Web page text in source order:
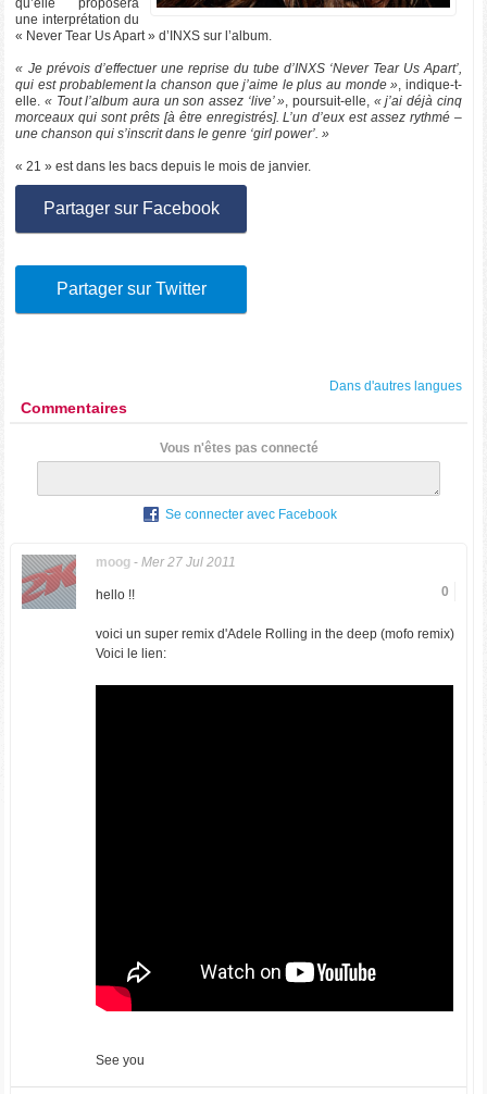
qu’elle proposera
une interprétation du
« Never Tear Us Apart » d’INXS sur l’album.
« Je prévois d’effectuer une reprise du tube d’INXS ‘Never Tear Us Apart’,
qui est probablement la chanson que j’aime le plus au monde », indique-t-
elle.« Tout l’album aura un son assez ‘live’ », poursuit-elle, « j’ai déjà cinq
morceaux qui sont prêts [à être enregistrés]. L’un d’eux est assez rythmé –
une chanson qui s’inscrit dans le genre ‘girl power’. »
« 21 » est dans les bacs depuis le mois de janvier.
Partager sur Facebook
Partager sur Twitter
Dans d'autres langues
Commentaires
Vous n'êtes pas connecté
Se connecter avec Facebook
moog- Mer 27 Jul 2011
0
hello !!
voici un super remix d'Adele Rolling in the deep (mofo remix)
Voici le lien:
See you